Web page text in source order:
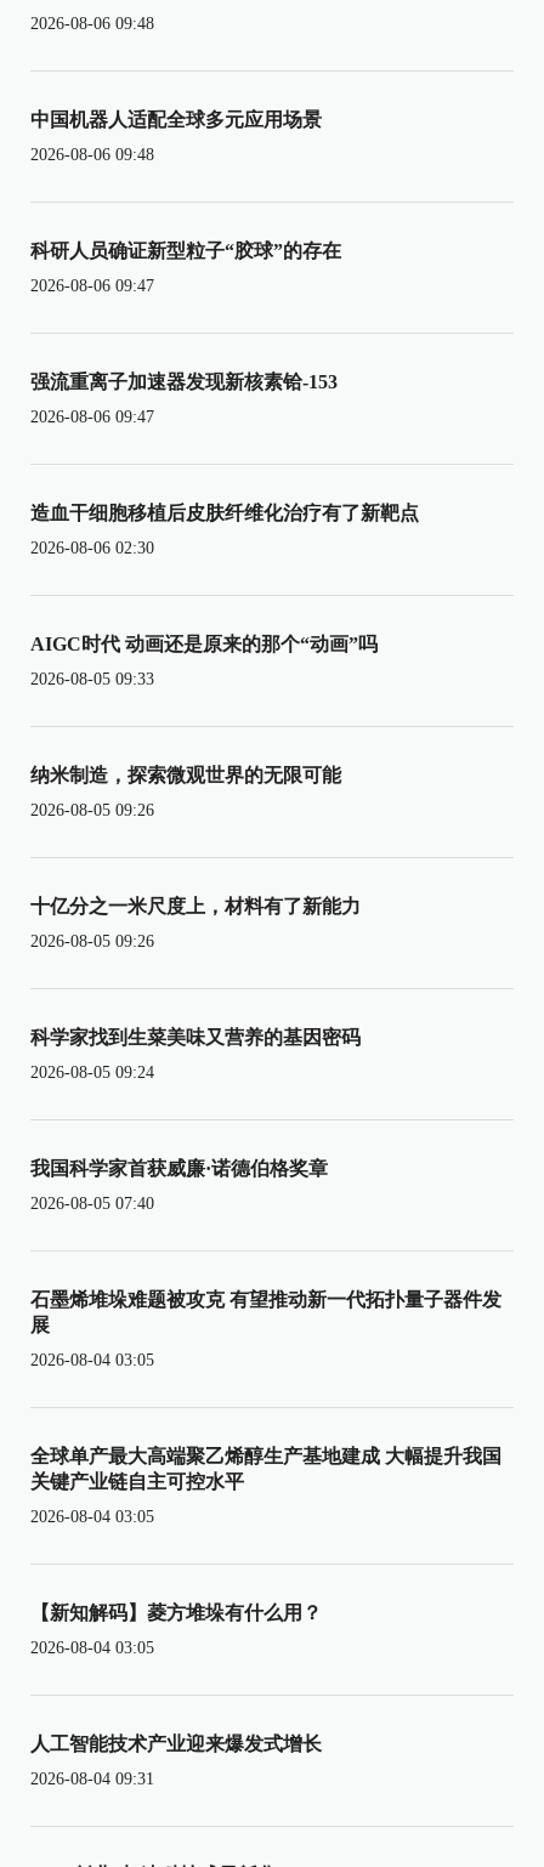
2026-08-06 09:48
中国机器人适配全球多元应用场景
2026-08-06 09:48
科研人员确证新型粒子“胶球”的存在
2026-08-06 09:47
强流重离子加速器发现新核素铪-153
2026-08-06 09:47
造血干细胞移植后皮肤纤维化治疗有了新靶点
2026-08-06 02:30
AIGC时代 动画还是原来的那个“动画”吗
2026-08-05 09:33
纳米制造，探索微观世界的无限可能
2026-08-05 09:26
十亿分之一米尺度上，材料有了新能力
2026-08-05 09:26
科学家找到生菜美味又营养的基因密码
2026-08-05 09:24
我国科学家首获威廉·诺德伯格奖章
2026-08-05 07:40
石墨烯堆垛难题被攻克 有望推动新一代拓扑量子器件发
展
2026-08-04 03:05
全球单产最大高端聚乙烯醇生产基地建成 大幅提升我国
关键产业链自主可控水平
2026-08-04 03:05
【新知解码】菱方堆垛有什么用？
2026-08-04 03:05
人工智能技术产业迎来爆发式增长
2026-08-04 09:31